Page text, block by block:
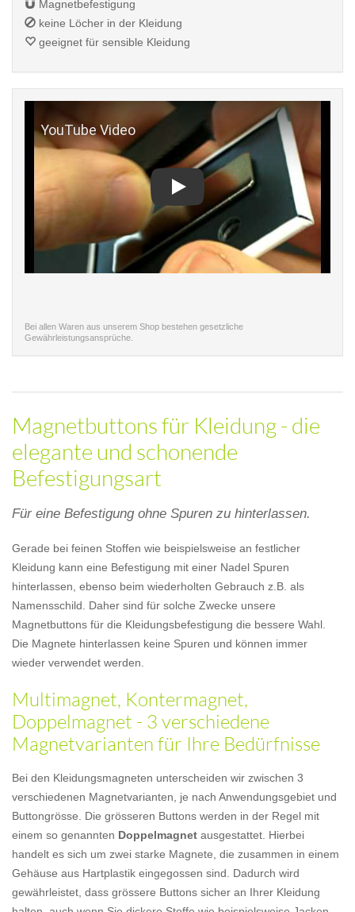
Magnetbefestigung
keine Löcher in der Kleidung
geeignet für sensible Kleidung
Bei allen Waren aus unserem Shop bestehen gesetzliche
Gewährleistungsansprüche.
Magnetbuttons für Kleidung - die
elegante und schonende
Befestigungsart
Für eine Befestigung ohne Spuren zu hinterlassen.
Gerade bei feinen Stoffen wie beispielsweise an festlicher
Kleidung kann eine Befestigung mit einer Nadel Spuren
hinterlassen, ebenso beim wiederholten Gebrauch z.B. als
Namensschild. Daher sind für solche Zwecke unsere
Magnetbuttons für die Kleidungsbefestigung die bessere Wahl.
Die Magnete hinterlassen keine Spuren und können immer
wieder verwendet werden.
Multimagnet, Kontermagnet,
Doppelmagnet - 3 verschiedene
Magnetvarianten für Ihre Bedürfnisse
Bei den Kleidungsmagneten unterscheiden wir zwischen 3
verschiedenen Magnetvarianten, je nach Anwendungsgebiet und
Buttongrösse. Die grösseren Buttons werden in der Regel mit
einem so genannten Doppelmagnet ausgestattet. Hierbei
handelt es sich um zwei starke Magnete, die zusammen in einem
Gehäuse aus Hartplastik eingegossen sind. Dadurch wird
gewährleistet, dass grössere Buttons sicher an Ihrer Kleidung